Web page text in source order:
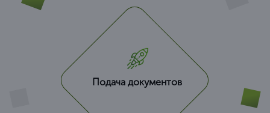
Подача документов